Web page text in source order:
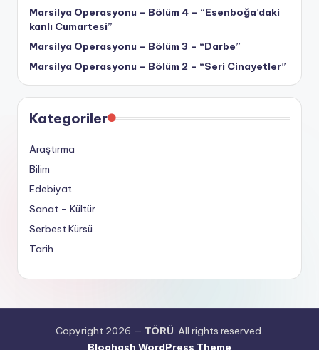
Marsilya Operasyonu – Bölüm 4 – “Esenboğa’daki
kanlı Cumartesi”
Marsilya Operasyonu – Bölüm 3 – “Darbe”
Marsilya Operasyonu – Bölüm 2 – “Seri Cinayetler”
Kategoriler
Araştırma
Bilim
Edebiyat
Sanat – Kültür
Serbest Kürsü
Tarih
Copyright 2026 — TÖRÜ. All rights reserved.